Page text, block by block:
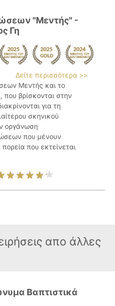
"Μεντής" -
Γη
Δείτε περισσότερα >>
Μεντής και το
που βρίσκονται στην
για τη
σκηνικού
οργάνωση
που μένουν
που εκτείνεται
απο άλλες
Βαπτιστικά